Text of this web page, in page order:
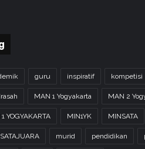
guru inspiratif kompetisi
MAN 1 Yogyakarta MAN 2
YOGYAKARTA MIN1YK MINSATA
murid pendidikan